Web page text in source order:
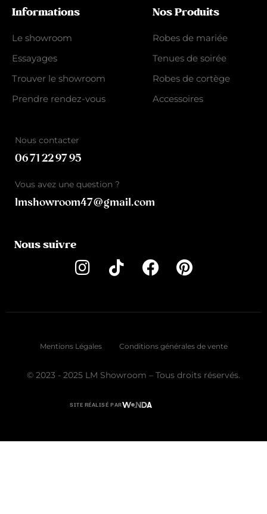
Informations
Le showroom
Essayages
Trouver le showroom
Prendre rendez-vous
Nos Produits
Robes de mariée
Tenues de soirée
Robes de cortège
Accessoires
Nous contacter
06 71 22 97 95
Vous avez une question ?
lmshowroom47@gmail.com
Nous suivre
Mentions Légales Conditions générales de vente
© 2023 - 2025 LM Showroom – Tous droits réservés.
SITE RÉALISÉ PAR